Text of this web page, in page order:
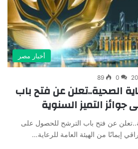
أخبار مصر
0
89
الصحية..تعلن عن فتح باب
التميز السنوية
عن فتح باب الترشح للحصول على
إيمانًا من الهيئة العامة للرعاية…